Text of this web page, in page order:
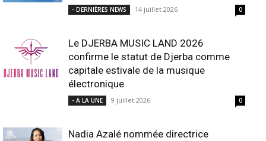
- DERNIÈRES NEWS 14 juillet 2026 0
Le DJERBA MUSIC LAND 2026
confirme le statut de Djerba comme
capitale estivale de la musique
électronique
- A LA UNE 9 juillet 2026 0
Nadia Azalé nommée directrice